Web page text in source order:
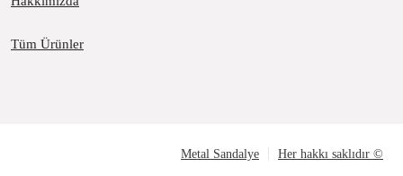
Tüm Ürünler
Metal Sandalye Her hakkı saklıdır ©